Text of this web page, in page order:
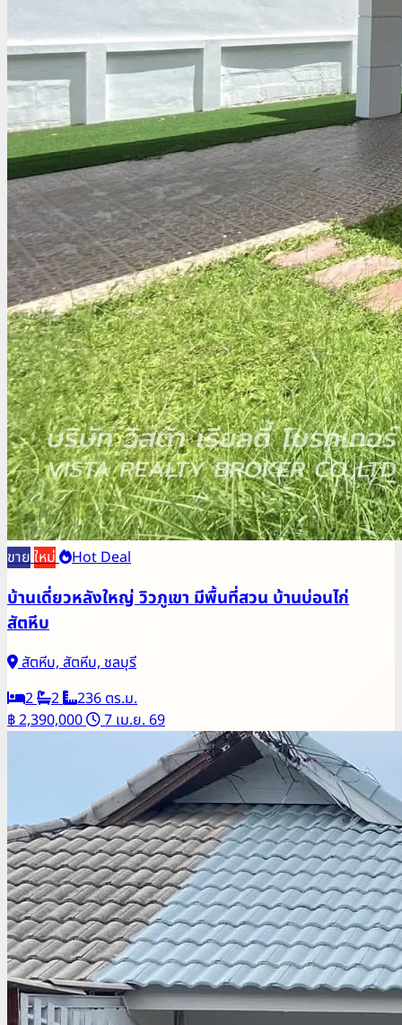
ขายใหม่ Hot Deal
บ้านเดี่ยวหลังใหญ่ วิวภูเขา มีพื้นที่สวน บ้านบ่อนไก่
สัตหีบ
สัตหีบ, สัตหีบ, ชลบุรี
2
2
236 ตร.ม.
฿ 2,390,000
7 เม.ย. 69